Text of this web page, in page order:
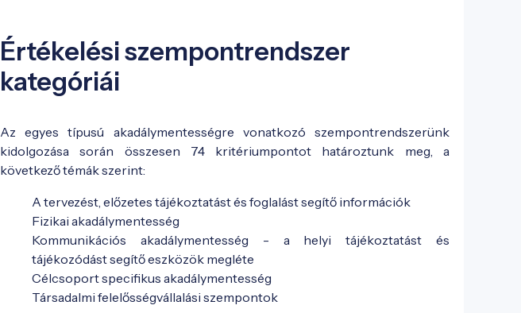
Értékelési szempontrendszer
kategóriái
Az egyes típusú akadálymentességre vonatkozó szempontrendszerünk
kidolgozása során összesen 74 kritériumpontot határoztunk meg, a
következő témák szerint:
A tervezést, előzetes tájékoztatást és foglalást segítő információk
Fizikai akadálymentesség
Kommunikációs akadálymentesség - a helyi tájékoztatást és
tájékozódást segítő eszközök megléte
Célcsoport specifikus akadálymentesség
Társadalmi felelősségvállalási szempontok